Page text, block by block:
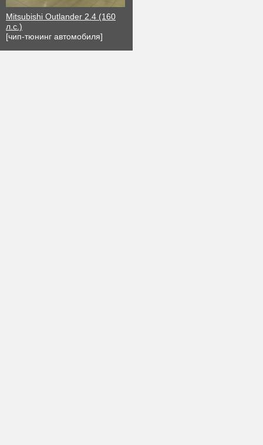
Mitsubishi Outlander 2.4 (160
л.с.)
[чип-тюнинг автомобиля]